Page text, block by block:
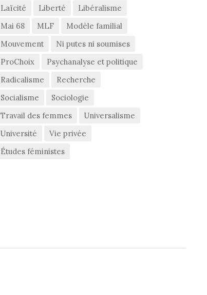
Laïcité
Liberté
Libéralisme
Mai 68
MLF
Modèle familial
Mouvement
Ni putes ni soumises
ProChoix
Psychanalyse et politique
Radicalisme
Recherche
Socialisme
Sociologie
Travail des femmes
Universalisme
Université
Vie privée
Études féministes